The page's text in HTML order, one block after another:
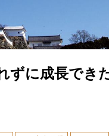
ずに成長でき